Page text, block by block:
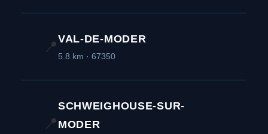
📍VAL-DE-MODER
5.8 km · 67350
📍
SCHWEIGHOUSE-SUR-
MODER